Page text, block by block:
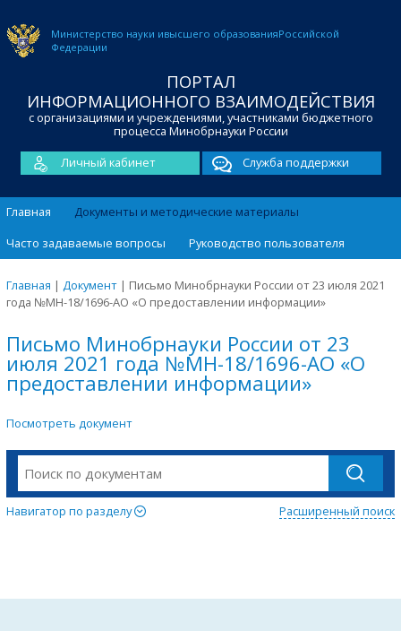
Министерство науки ивысшего образованияРоссийской
Федерации
ПОРТАЛ
ИНФОРМАЦИОННОГО ВЗАИМОДЕЙСТВИЯ
с организациями и учреждениями, участниками бюджетного
процесса Минобрнауки России
Личный кабинет
Служба поддержки
Главная
Документы и методические материалы
Часто задаваемые вопросы
Руководство пользователя
Главная | Документ | Письмо Минобрнауки России от 23 июля 2021
года №МН-18/1696-АО «О предоставлении информации»
Письмо Минобрнауки России от 23
июля 2021 года №МН-18/1696-АО «О
предоставлении информации»
Посмотреть документ
Навигатор по разделу Расширенный поиск